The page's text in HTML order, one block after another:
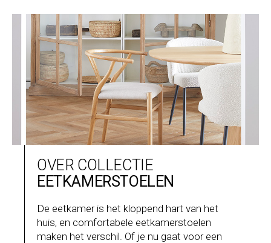
OVER COLLECTIE
EETKAMERSTOELEN
De eetkamer is het kloppend hart van het
huis, en comfortabele eetkamerstoelen
maken het verschil. Of je nu gaat voor een